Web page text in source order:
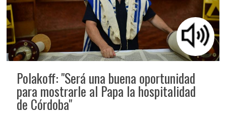
Polakoff: "Será una buena oportunidad
para mostrarle al Papa la hospitalidad
de Córdoba"